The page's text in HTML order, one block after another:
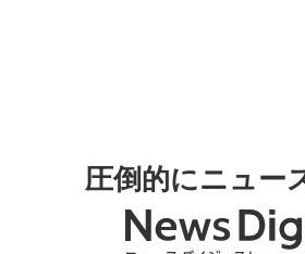
圧倒的にニュー